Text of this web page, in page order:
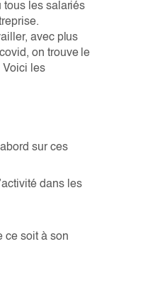
tous les salariés
avec plus
on trouve le
Voici les
sur ces
dans les
ce soit à son